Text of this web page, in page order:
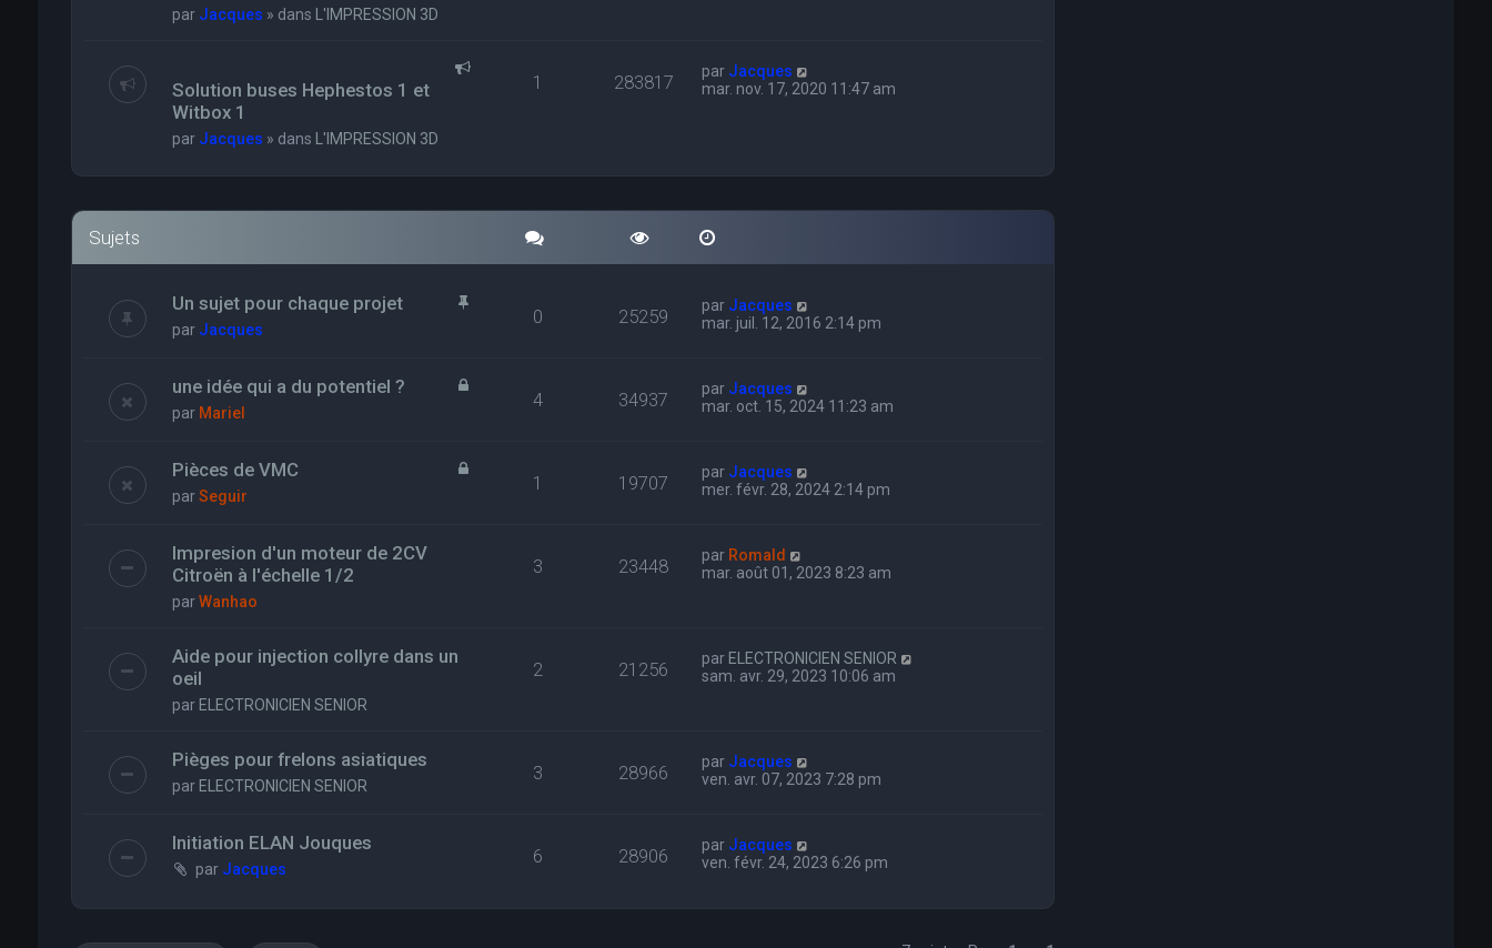
par Jacques » dans L'IMPRESSION 3D
Solution buses Hephestos 1 et
Witbox 1
par Jacques » dans L'IMPRESSION 3D
1 283817 par Jacques
mar. nov. 17, 2020 11:47 am
Sujets
Un sujet pour chaque projet
par Jacques
0 25259 par Jacques
mar. juil. 12, 2016 2:14 pm
une idée qui a du potentiel ?
par Mariel
4 34937 par Jacques
mar. oct. 15, 2024 11:23 am
Pièces de VMC
parSeguir
1 19707 par Jacques
mer. févr. 28, 2024 2:14 pm
Impresion d'un moteur de 2CV
Citroën à l'échelle 1/2
parWanhao
3 23448 par Romald
mar. août 01, 2023 8:23 am
Aide pour injection collyre dans un
oeil
par ELECTRONICIEN SENIOR
2 21256 par ELECTRONICIEN SENIOR
sam. avr. 29, 2023 10:06 am
Pièges pour frelons asiatiques
par ELECTRONICIEN SENIOR
3 28966 par Jacques
ven. avr. 07, 2023 7:28 pm
Initiation ELAN Jouques
par Jacques
6 28906 par Jacques
ven. févr. 24, 2023 6:26 pm